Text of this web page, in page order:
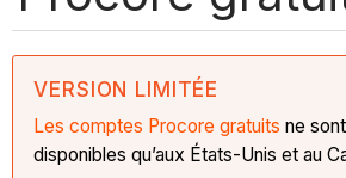
VERSION LIMITÉE
Les comptes Procore gratuits ne
disponibles qu’aux États-Unis et au